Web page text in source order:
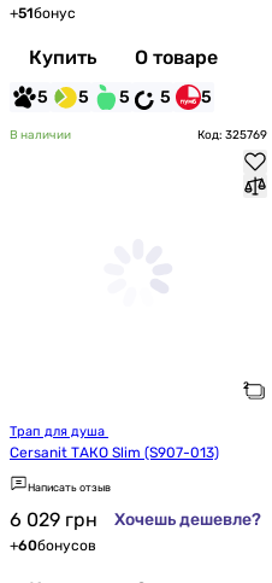
+51бонус
Купить О товаре
5 5 5 5 5
В наличии Код: 325769
Cersanit ТАКО Slim (S907-013)
Написать отзыв
6 029 грн Хочешь дешевле?
+60бонусов